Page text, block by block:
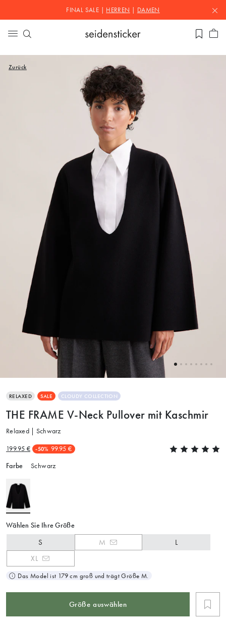
FINAL SALE | HERREN DAMEN
Zurück
RELAXED SALE CLOUDY COLLECTION
THE FRAME V-Neck Pullover mit Kaschmir
Relaxed | Schwarz
199.95 € -50% 99.95 €
Farbe Schwarz
Wählen Sie Ihre Größe
S M
L
XL
Das Model ist 179 cm groß und trägt Größe M.
Größe auswählen